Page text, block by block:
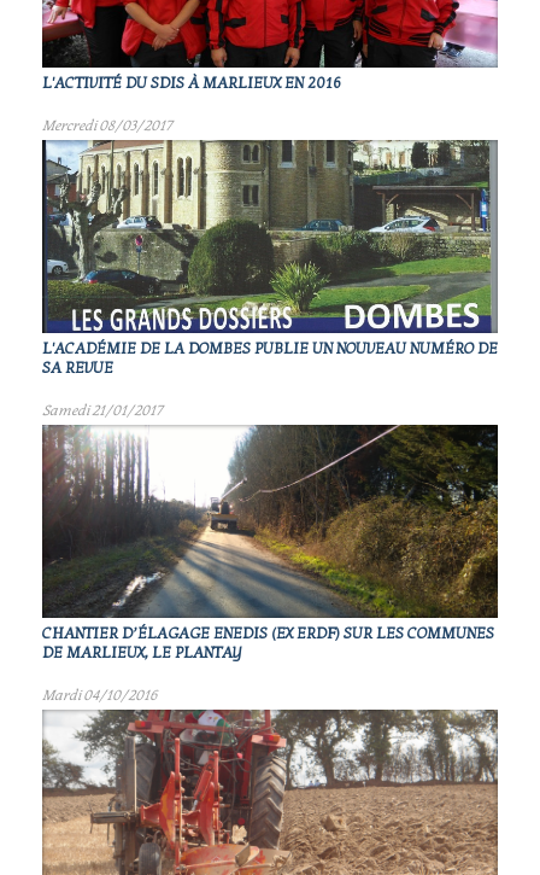
L'ACTIVITÉ DU SDIS À MARLIEUX EN 2016
Mercredi 08/03/2017
L'ACADÉMIE DE LA DOMBES PUBLIE UN NOUVEAU NUMÉRO DE
SA REVUE
Samedi 21/01/2017
CHANTIER D’ÉLAGAGE ENEDIS (EX ERDF) SUR LES COMMUNES
DE MARLIEUX, LE PLANTAY
Mardi 04/10/2016